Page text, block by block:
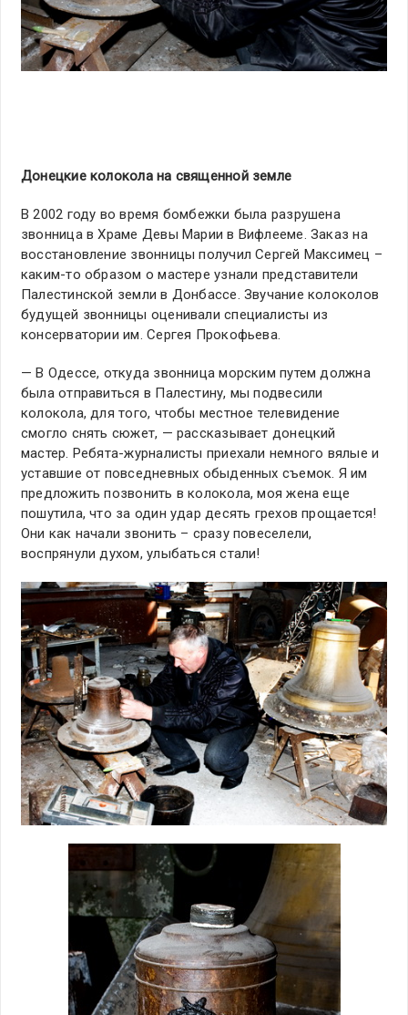
Донецкие колокола на священной земле
В 2002 году во время бомбежки была разрушена
звонница в Храме Девы Марии в Вифлееме. Заказ на
восстановление звонницы получил Сергей Максимец –
каким-то образом о мастере узнали представители
Палестинской земли в Донбассе. Звучание колоколов
будущей звонницы оценивали специалисты из
консерватории им. Сергея Прокофьева.
— В Одессе, откуда звонница морским путем должна
была отправиться в Палестину, мы подвесили
колокола, для того, чтобы местное телевидение
смогло снять сюжет, — рассказывает донецкий
мастер. Ребята-журналисты приехали немного вялые и
уставшие от повседневных обыденных съемок. Я им
предложить позвонить в колокола, моя жена еще
пошутила, что за один удар десять грехов прощается!
Они как начали звонить – сразу повеселели,
воспрянули духом, улыбаться стали!